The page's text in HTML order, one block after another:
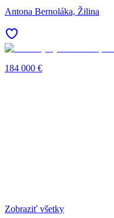
Antona Bernoláka, Žilina
184 000 €
Zobraziť všetky